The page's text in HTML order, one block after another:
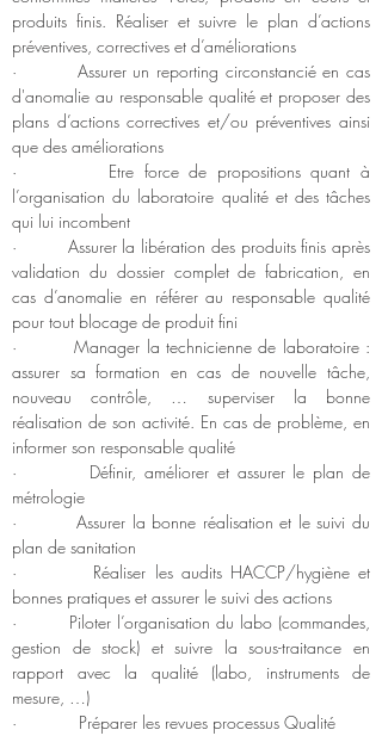
produits finis. Réaliser et suivre le plan d’actions
préventives, correctives et d’améliorations
·         Assurer un reporting circonstancié en cas
d'anomalie au responsable qualité et proposer des
plans d’actions correctives et/ou préventives ainsi
que des améliorations
·         Etre force de propositions quant à
l’organisation du laboratoire qualité et des tâches
qui lui incombent
·         Assurer la libération des produits finis après
validation du dossier complet de fabrication, en
cas d’anomalie en référer au responsable qualité
pour tout blocage de produit fini
·         Manager la technicienne de laboratoire :
assurer sa formation en cas de nouvelle tâche,
nouveau contrôle, … superviser la bonne
réalisation de son activité. En cas de problème, en
informer son responsable qualité
·         Définir, améliorer et assurer le plan de
métrologie
·         Assurer la bonne réalisation et le suivi du
plan de sanitation
·         Réaliser les audits HACCP/hygiène et
bonnes pratiques et assurer le suivi des actions
·         Piloter l’organisation du labo (commandes,
gestion de stock) et suivre la sous-traitance en
rapport avec la qualité (labo, instruments de
mesure, …)
·             Préparer les revues processus Qualité